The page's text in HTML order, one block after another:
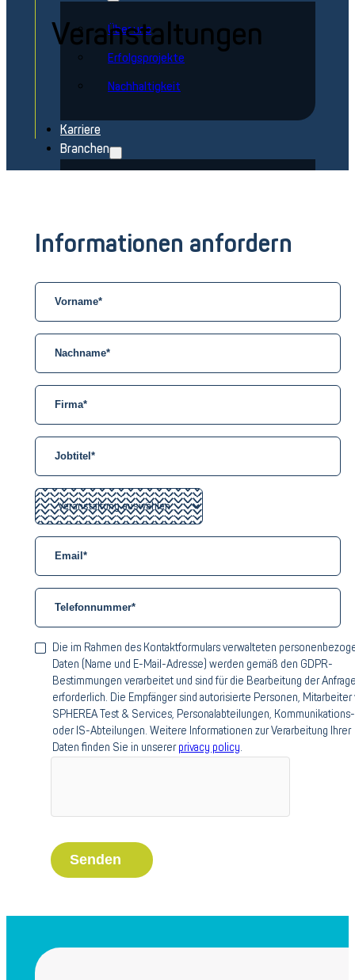
Über uns
Erfolgsprojekte
Nachhaltigkeit
Karriere
Branchen
Energie
Spherea Defense
Averna Powered by Spherea
Aktuelles
Presseübersicht
Kontakt
Startseite
Über uns
Über uns
Branchen
Luft- und Raumfahrt
Energie
Veranstaltungen
Informationen anfordern
Die im Rahmen des Kontaktformulars verwalteten
Daten (Name und E-Mail-Adresse) werden gemäß den GDPR-
Bestimmungen verarbeitet und sind für die Bearbeitung der
erforderlich. Die Empfänger sind autorisierte Personen, Mitarbeiter
SPHEREA Test & Services, Personalabteilungen, Kommunikations-
oder IS-Abteilungen. Weitere Informationen zur Verarbeitung Ihrer
Daten finden Sie in unsererprivacy policy.